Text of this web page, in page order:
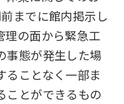
までに館内掲示し
理の面から緊急工
事態が発生した場
ることなく一部ま
ことができるもの
Automatic